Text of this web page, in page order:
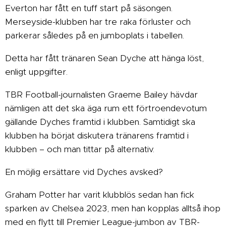
Everton har fått en tuff start på säsongen.
Merseyside-klubben har tre raka förluster och
parkerar således på en jumboplats i tabellen.
Detta har fått tränaren Sean Dyche att hänga löst,
enligt uppgifter.
TBR Football-journalisten Graeme Bailey hävdar
nämligen att det ska äga rum ett förtroendevotum
gällande Dyches framtid i klubben. Samtidigt ska
klubben ha börjat diskutera tränarens framtid i
klubben – och man tittar på alternativ.
En möjlig ersättare vid Dyches avsked?
Graham Potter har varit klubblös sedan han fick
sparken av Chelsea 2023, men han kopplas alltså ihop
med en flytt till Premier League-jumbon av TBR-